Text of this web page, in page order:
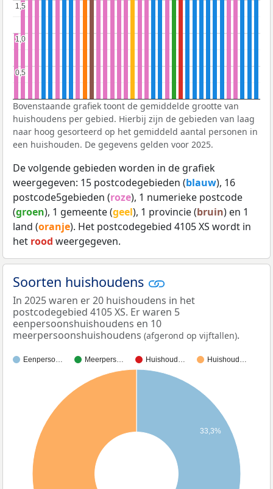
0,5
0,5
1,0
1,0
1,5
1,5
Bovenstaande grafiek toont de gemiddelde grootte van
huishoudens per gebied. Hierbij zijn de gebieden van laag
naar hoog gesorteerd op het gemiddeld aantal personen in
een huishouden. De gegevens gelden voor 2025.
De volgende gebieden worden in de grafiek
weergegeven: 15 postcodegebieden (blauw), 16
postcode5gebieden (roze), 1 numerieke postcode
(groen), 1 gemeente (geel), 1 provincie (bruin) en 1
land (oranje). Het postcodegebied 4105 XS wordt in
het rood weergegeven.
Soorten huishoudens
In 2025 waren er 20 huishoudens in het
postcodegebied 4105 XS. Er waren 5
eenpersoonshuishoudens en 10
meerpersoonshuishoudens (afgerond op vijftallen).
Eenperso… Meerpers… Huishoud… Huishoud…
33,3%